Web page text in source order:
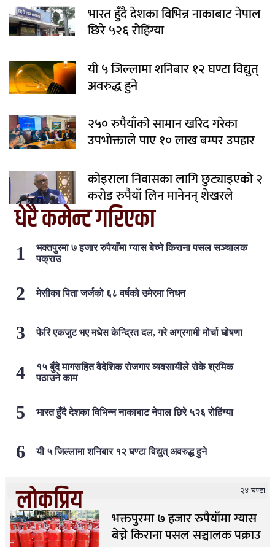
भारत हुँदै देशका विभिन्न नाकाबाट नेपाल
छिरे ५२६ रोहिंग्या
यी ५ जिल्लामा शनिबार १२ घण्टा विद्युत्
अवरुद्ध हुने
२५० रुपैयाँको सामान खरिद गरेका
उपभोक्ताले पाए १० लाख बम्पर उपहार
कोइराला निवासका लागि छुट्याइएको २
करोड रुपैयाँ लिन मानेनन् शेखरले
धेरै कमेन्ट गरिएका
भक्तपुरमा ७ हजार रुपैयाँमा ग्यास बेच्ने किराना पसल सञ्चालक
पक्राउ
मेसीका पिता जर्जको ६८ वर्षको उमेरमा निधन
फेरि एकजुट भए मधेस केन्द्रित दल, गरे अग्रगामी मोर्चा घोषणा
१५ बुँदे मागसहित वैदेशिक रोजगार व्यवसायीले रोके श्रमिक
पठाउने काम
भारत हुँदै देशका विभिन्न नाकाबाट नेपाल छिरे ५२६ रोहिंग्या
यी ५ जिल्लामा शनिबार १२ घण्टा विद्युत् अवरुद्ध हुने
लोकप्रिय २४ घण्टा
भक्तपुरमा ७ हजार रुपैयाँमा ग्यास
बेच्ने किराना पसल सञ्चालक पक्राउ